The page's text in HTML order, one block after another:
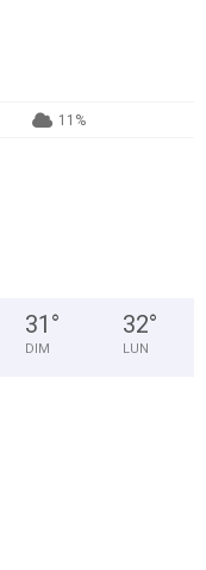
11%
31 °
DIM
32°
LUN